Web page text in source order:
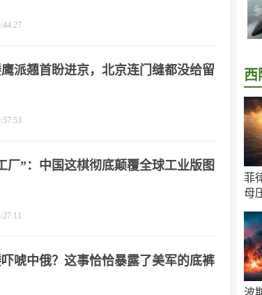
西
菲
母
波
派翘首盼进京，北京连门缝都没给留
厂”：中国这棋彻底颠覆全球工业版图
唬中俄？这事恰恰暴露了美军的底裤